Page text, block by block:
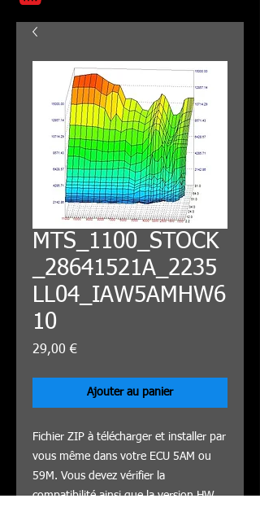
MTS_1100_STOCK
_28641521A_2235
LL04_IAW5AMHW6
10
29,00 €Prix
Ajouter au panier
Fichier ZIP à télécharger et installer par
vous même dans votre ECU 5AM ou
59M. Vous devez vérifier la
compatibilité ainsi que la version HW